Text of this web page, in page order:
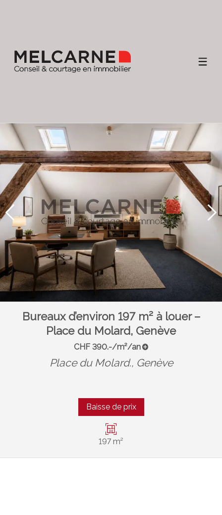
Bureaux d’environ 197 m² à louer –
Place du Molard, Genève
CHF 390.-/m²/an
Place du Molard., Genève
Baisse de prix
197 m²